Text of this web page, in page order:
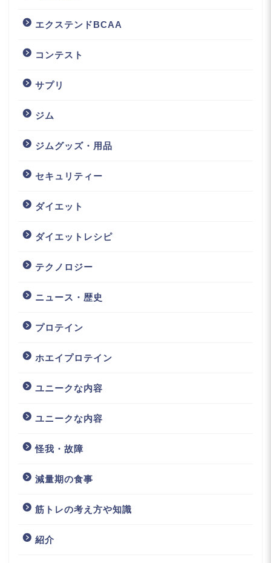
エクステンドBCAA
コンテスト
サプリ
ジム
ジムグッズ・用品
セキュリティー
ダイエット
ダイエットレシピ
テクノロジー
ニュース・歴史
プロテイン
ホエイプロテイン
ユニークな内容
ユニークな内容
怪我・故障
減量期の食事
筋トレの考え方や知識
紹介